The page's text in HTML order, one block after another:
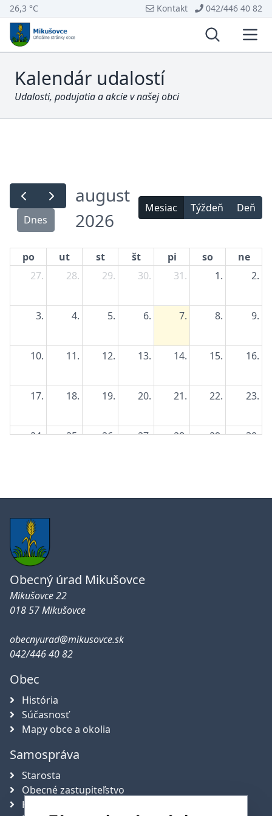
26,3 °C Kontakt 042/446 40 82
Vyhľadávanie
Kalendár udalostí
Udalosti, podujatia a akcie v našej obci
Dnes
august
2026
Mesiac Týždeň Deň
po ut st št pi so
ne
27.
28. 29. 30. 31. 1. 2.
3. 4. 5. 6. 7. 8. 9.
10. 11. 12. 13. 14. 15. 16.
17. 18. 19. 20. 21. 22. 23.
24. 25. 26. 27. 28. 29. 30.
Obecný úrad Mikušovce
Mikušovce 22
018 57 Mikušovce
obecnyurad@mikusovce.sk
042/446 40 82
Obec
História
Súčasnosť
Mapy obce a okolia
Samospráva
Starosta
Obecné zastupiteľstvo
Hlavný kontrolór obce